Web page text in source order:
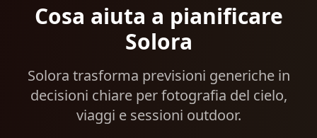
Cosa aiuta a pianificare
Solora
Solora trasforma previsioni generiche in
decisioni chiare per fotografia del cielo,
viaggi e sessioni outdoor.